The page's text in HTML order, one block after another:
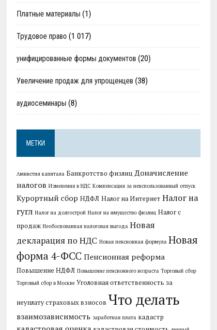
Платные материалы (1)
Трудовое право (1 017)
унифицированные формы документов (20)
Увеличение продаж для упрощенцев (38)
аудиосеминары (8)
МЕТКИ
Амнистия капитала Банкротство физлиц Доначисление
налогов Изменения в НДС Компенсация за неиспользованный отпуск
Курортный сбор НДФЛ Налог на Интернет Налог на
гугл Налог на долгострой Налог на имущество физлиц Налог с
продаж Необоснованная налоговая выгода Новая
декларация по НДС Новая пенсионная формула Новая
форма 4-ФСС Пенсионная реформа
Повышение НДФЛ Повышение пенсионного возраста Торговый сбор
Торговый сбор в Москве Уголовная ответственность за
неуплату страховых взносов Что делать
взаимозависимость заработная плата кадастр